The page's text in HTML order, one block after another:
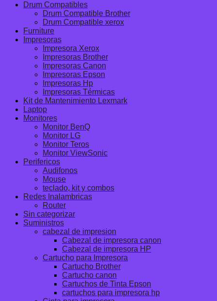
Drum Compatibles
Drum Compatible Brother
Drum Compatible xerox
Furniture
Impresoras
Impresora Xerox
Impresoras Brother
Impresoras Canon
Impresoras Epson
Impresoras Hp
Impresoras Térmicas
Kit de Mantenimiento Lexmark
Laptop
Monitores
Monitor BenQ
Monitor LG
Monitor Teros
Monitor ViewSonic
Perifericos
Audifonos
Mouse
teclado, kit y combos
Redes Inalambricas
Router
Sin categorizar
Suministros
cabezal de impresion
Cabezal de impresora canon
Cabezal de impresora HP
Cartucho para Impresora
Cartucho Brother
Cartucho canon
Cartuchos de Tinta Epson
cartuchos para impresora hp